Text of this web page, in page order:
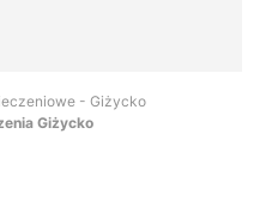
- Giżycko
Giżycko